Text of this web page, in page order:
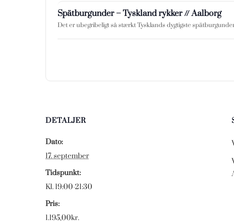
Spätburgunder – Tyskland rykker // Aalborg
Det er ubegribeligt så stærkt Tysklands dygtigste
DETALJER
Dato:
17. september
Tidspunkt:
19:00-21:30
Pris:
1.195,00kr.